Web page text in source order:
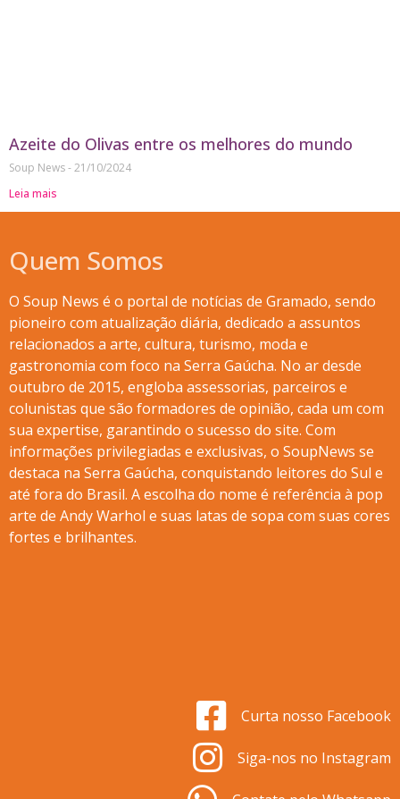
Azeite do Olivas entre os melhores do mundo
Soup News 21/10/2024
Leia mais
Quem Somos
O Soup News é o portal de notícias de Gramado, sendo
pioneiro com atualização diária, dedicado a assuntos
relacionados a arte, cultura, turismo, moda e
gastronomia com foco na Serra Gaúcha. No ar desde
outubro de 2015, engloba assessorias, parceiros e
colunistas que são formadores de opinião, cada um com
sua expertise, garantindo o sucesso do site. Com
informações privilegiadas e exclusivas, o SoupNews se
destaca na Serra Gaúcha, conquistando leitores do Sul e
até fora do Brasil. A escolha do nome é referência à pop
arte de Andy Warhol e suas latas de sopa com suas cores
fortes e brilhantes.
Curta nosso Facebook
Siga-nos no Instagram